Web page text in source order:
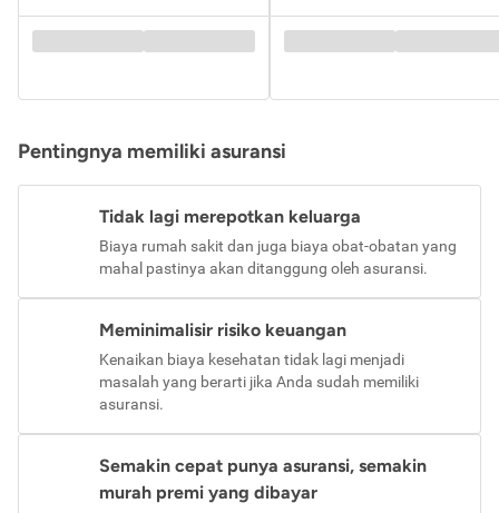
Pentingnya memiliki asuransi
Tidak lagi merepotkan keluarga
Biaya rumah sakit dan juga biaya obat-obatan yang
mahal pastinya akan ditanggung oleh asuransi.
Meminimalisir risiko keuangan
Kenaikan biaya kesehatan tidak lagi menjadi
masalah yang berarti jika Anda sudah memiliki
asuransi.
Semakin cepat punya asuransi, semakin
murah premi yang dibayar